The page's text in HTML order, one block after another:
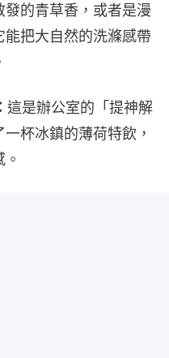
的青草香，或者是漫
把大自然的洗滌感帶
這是辦公室的「提神解
杯冰鎮的薄荷特飲，